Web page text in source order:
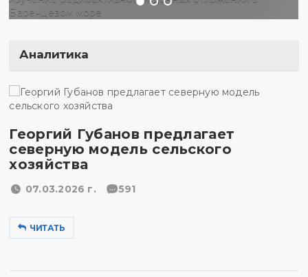
Аналитика
Георгий Губанов предлагает
северную модель сельского
хозяйства
07.03.2026 г. 591
ЧИТАТЬ